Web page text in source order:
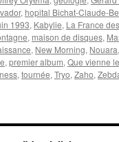
, hopital Bichat-Claude-
1993, Kabylie, La France
, maison de disques,
, New Morning, Nouara,
, premier album, Que vienne
, tournée, Tryo, Zaho,